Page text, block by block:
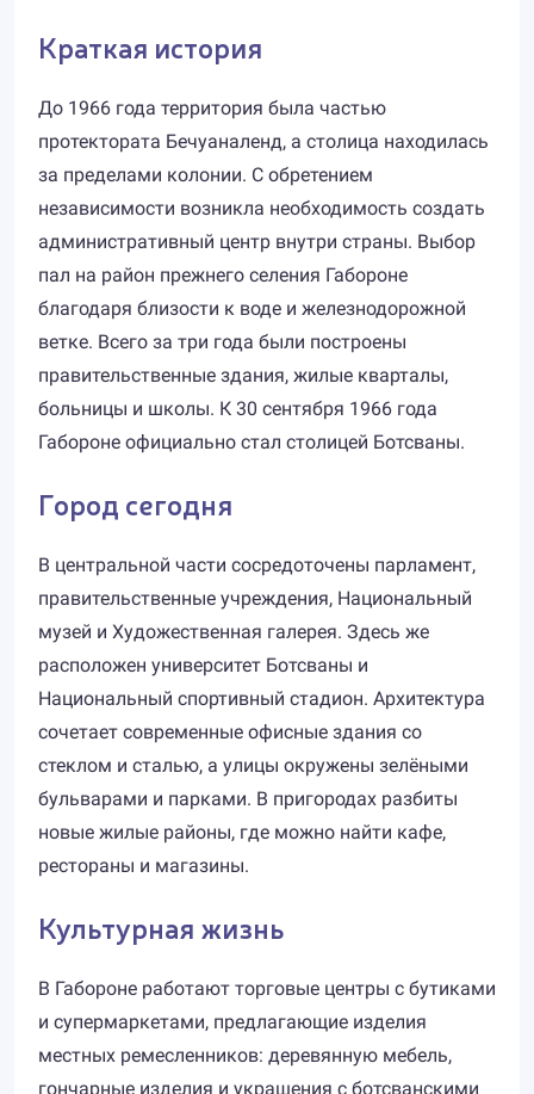
Краткая история
До 1966 года территория была частью
протектората Бечуаналенд, а столица находилась
за пределами колонии. С обретением
независимости возникла необходимость создать
административный центр внутри страны. Выбор
пал на район прежнего селения Габороне
благодаря близости к воде и железнодорожной
ветке. Всего за три года были построены
правительственные здания, жилые кварталы,
больницы и школы. К 30 сентября 1966 года
Габороне официально стал столицей Ботсваны.
Город сегодня
В центральной части сосредоточены парламент,
правительственные учреждения, Национальный
музей и Художественная галерея. Здесь же
расположен университет Ботсваны и
Национальный спортивный стадион. Архитектура
сочетает современные офисные здания со
стеклом и сталью, а улицы окружены зелёными
бульварами и парками. В пригородах разбиты
новые жилые районы, где можно найти кафе,
рестораны и магазины.
Культурная жизнь
В Габороне работают торговые центры с бутиками
и супермаркетами, предлагающие изделия
местных ремесленников: деревянную мебель,
гончарные изделия и украшения с ботсванскими